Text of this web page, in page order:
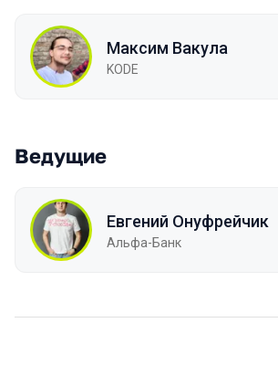
Максим Вакула
KODE
Ведущие
Евгений Онуфрейчик
Альфа-Банк